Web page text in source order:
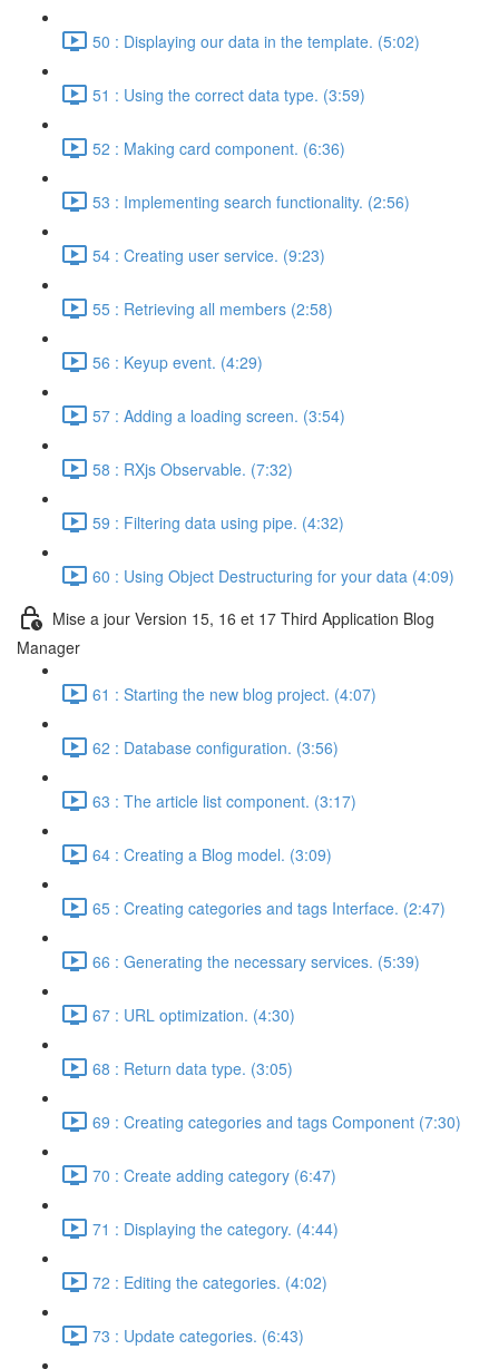
50 : Displaying our data in the template. (5:02)
51 : Using the correct data type. (3:59)
52 : Making card component. (6:36)
53 : Implementing search functionality. (2:56)
54 : Creating user service. (9:23)
55 : Retrieving all members (2:58)
56 : Keyup event. (4:29)
57 : Adding a loading screen. (3:54)
58 : RXjs Observable. (7:32)
59 : Filtering data using pipe. (4:32)
60 : Using Object Destructuring for your data (4:09)
Mise a jour Version 15, 16 et 17 Third Application Blog
Manager
61 : Starting the new blog project. (4:07)
62 : Database configuration. (3:56)
63 : The article list component. (3:17)
64 : Creating a Blog model. (3:09)
65 : Creating categories and tags Interface. (2:47)
66 : Generating the necessary services. (5:39)
67 : URL optimization. (4:30)
68 : Return data type. (3:05)
69 : Creating categories and tags Component (7:30)
70 : Create adding category (6:47)
71 : Displaying the category. (4:44)
72 : Editing the categories. (4:02)
73 : Update categories. (6:43)